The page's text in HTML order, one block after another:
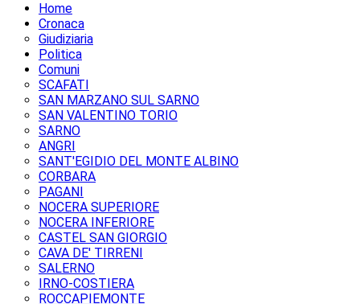
Home
Cronaca
Giudiziaria
Politica
Comuni
SCAFATI
SAN MARZANO SUL SARNO
SAN VALENTINO TORIO
SARNO
ANGRI
SANT'EGIDIO DEL MONTE ALBINO
CORBARA
PAGANI
NOCERA SUPERIORE
NOCERA INFERIORE
CASTEL SAN GIORGIO
CAVA DE' TIRRENI
SALERNO
IRNO-COSTIERA
ROCCAPIEMONTE